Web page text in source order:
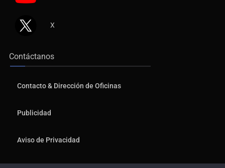
X
Contáctanos
Contacto & Dirección de Oficinas
Publicidad
Aviso de Privacidad